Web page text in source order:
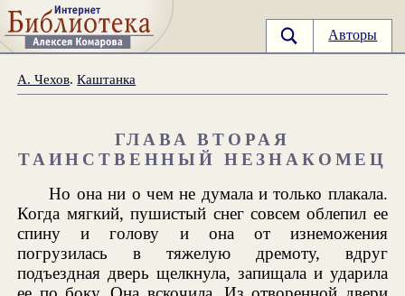
Авторы
А. Чехов.Каштанка
ГЛАВА ВТОРАЯ
ТАИНСТВЕННЫЙ НЕЗНАКОМЕЦ
Но она ни о чем не думала и только плакала.
Когда мягкий, пушистый снег совсем облепил ее
спину и голову и она от изнеможения
погрузилась в тяжелую дремоту, вдруг
подъездная дверь щелкнула, запищала и ударила